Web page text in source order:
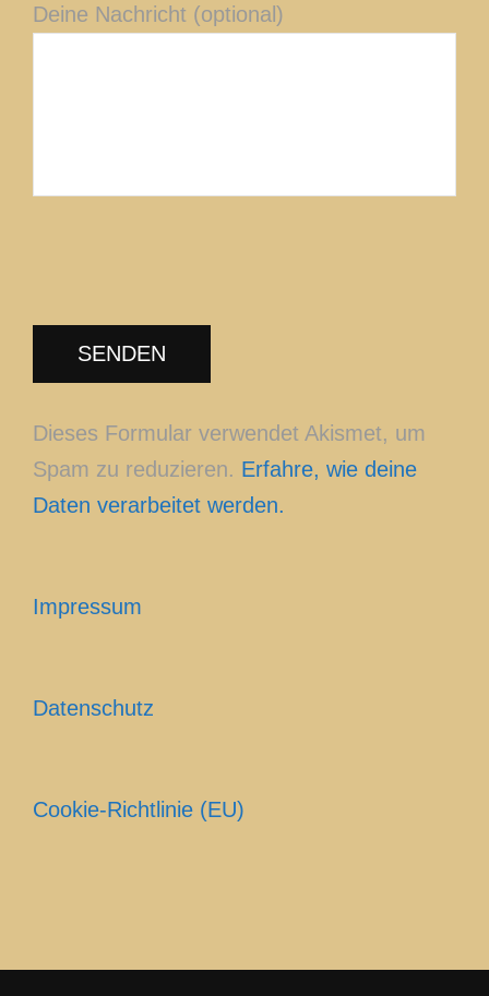
Deine Nachricht (optional)
Dieses Formular verwendet Akismet, um
Spam zu reduzieren. Erfahre, wie deine
Daten verarbeitet werden.
Impressum
Datenschutz
Cookie-Richtlinie (EU)